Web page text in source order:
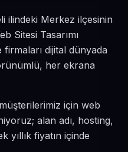
ilindeki Merkez ilçesinin
Sitesi Tasarımı
dijital dünyada
her ekrana
için web
alan adı, hosting,
yıllık fiyatın içinde